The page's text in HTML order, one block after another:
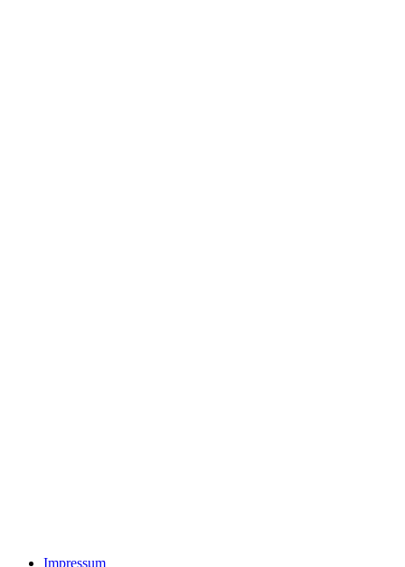
Impressum